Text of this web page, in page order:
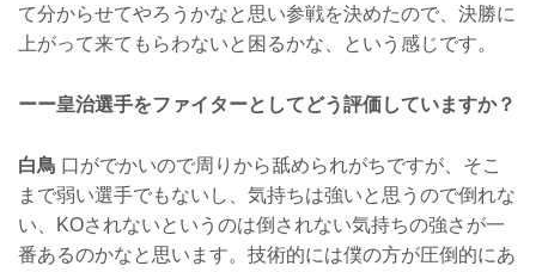
て分からせてやろうかなと思い参戦を決めたので、決勝に
上がって来てもらわないと困るかな、という感じです。
ーー皇治選手をファイターとしてどう評価していますか？
白鳥 口がでかいので周りから舐められがちですが、そこ
まで弱い選手でもないし、気持ちは強いと思うので倒れな
い、KOされないというのは倒されない気持ちの強さが一
番あるのかなと思います。技術的には僕の方が圧倒的にあ